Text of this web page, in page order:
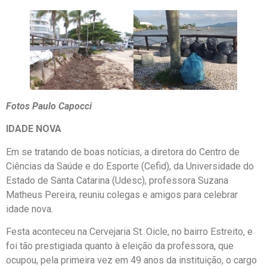
Fotos Paulo Capocci
IDADE NOVA
Em se tratando de boas notícias, a diretora do Centro de
Ciências da Saúde e do Esporte (Cefid), da Universidade do
Estado de Santa Catarina (Udesc), professora Suzana
Matheus Pereira, reuniu colegas e amigos para celebrar
idade nova.
Festa aconteceu na Cervejaria St. Oicle, no bairro Estreito, e
foi tão prestigiada quanto à eleição da professora, que
ocupou, pela primeira vez em 49 anos da instituição, o cargo